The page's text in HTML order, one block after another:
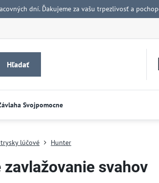
dní. Ďakujeme za vašu trpezlivosť a
Hľadať
Svojpomocne
lúčové Hunter
svahov